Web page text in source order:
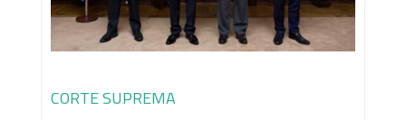
CORTE SUPREMA